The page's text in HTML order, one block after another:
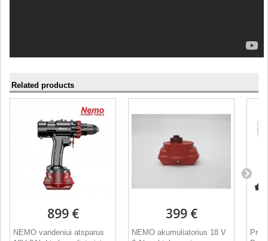
Related products
899 €
NEMO vandeniui atsparus
399 €
NEMO akumuliatorius 18 V